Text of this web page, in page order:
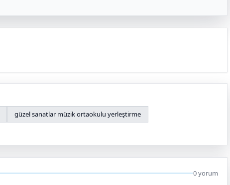
güzel sanatlar müzik ortaokulu yerleştirme
0 yorum